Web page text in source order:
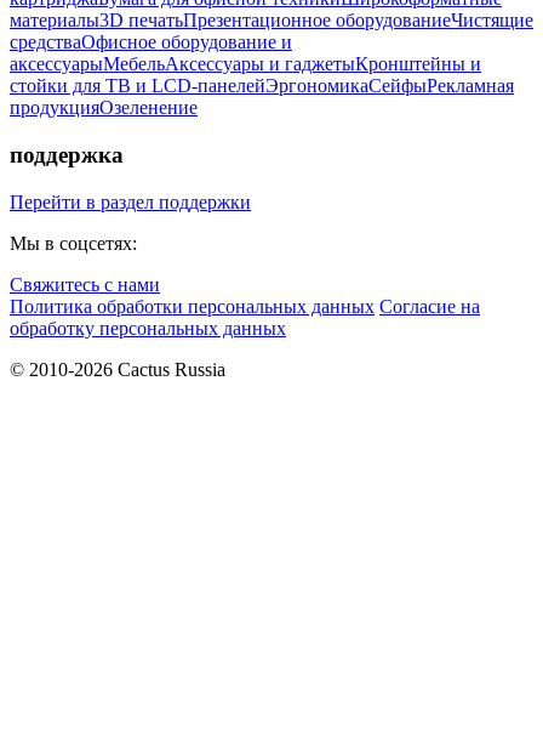
материалы3D печатьПрезентационное оборудованиеЧистящие
средстваОфисное оборудование и
аксессуарыМебельАксессуары и гаджетыКронштейны и
стойки для ТВ и LCD-панелейЭргономикаСейфыРекламная
продукцияОзеленение
поддержка
Перейти в раздел поддержки
Мы в соцсетях:
Свяжитесь с нами
Политика обработки персональных данных Согласие на
обработку персональных данных
© 2010-2026 Cactus Russia